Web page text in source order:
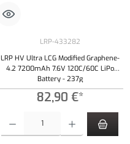
LRP-433282
LRP HV Ultra LCG Modified Graphene-
4.2 7200mAh 7.6V 120C/60C LiPo
Battery - 237g
82,90 €*